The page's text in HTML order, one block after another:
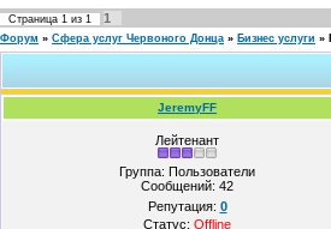
Страница 1 из 1 1
Форум » Сфера услуг Червоного Донца » Бизнес услуги »
JeremyFF
Лейтенант
Группа: Пользователи
Сообщений: 42
Репутация: 0
Статус: Offline